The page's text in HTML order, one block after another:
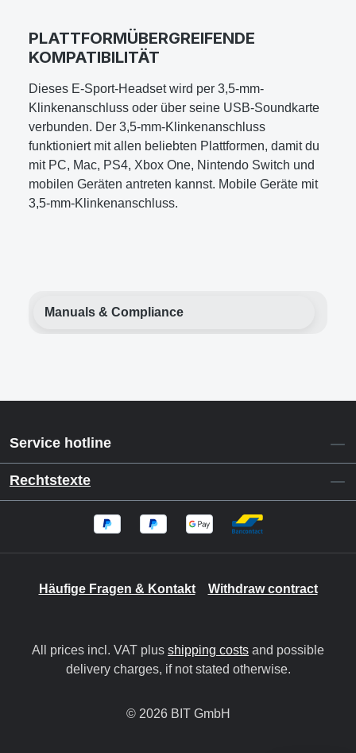
PLATTFORMÜBERGREIFENDE
KOMPATIBILITÄT
Dieses E-Sport-Headset wird per 3,5-mm-
Klinkenanschluss oder über seine USB-Soundkarte
verbunden. Der 3,5-mm-Klinkenanschluss
funktioniert mit allen beliebten Plattformen, damit du
mit PC, Mac, PS4, Xbox One, Nintendo Switch und
mobilen Geräten antreten kannst. Mobile Geräte mit
3,5-mm-Klinkenanschluss.
Manuals & Compliance
Service hotline
Rechtstexte
Häufige Fragen & Kontakt Withdraw contract
All prices incl. VAT plus shipping costs and possible
delivery charges, if not stated otherwise.
© 2026 BIT GmbH